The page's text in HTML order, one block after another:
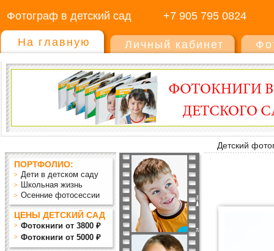
Фотограф в детский сад +7 905 795 0824
На главную Личный кабинет
Детский
ПОРТФОЛИО:
Дети в детском саду
Школьная жизнь
Осенние фотосессии
ЦЕНЫ ДЕТСКИЙ САД
Фотокниги от 3800 ₽
Фотокниги от 5000 ₽